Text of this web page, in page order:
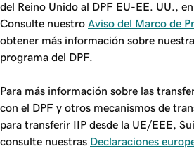
del Reino Unido al DPF EU-EE. UU.,
Consulte nuestro Aviso del Marco de
obtener más información sobre
programa del DPF.
Para más información sobre las
con el DPF y otros mecanismos de
para transferir IIP desde la UE/EEE,
consulte nuestras Declaraciones